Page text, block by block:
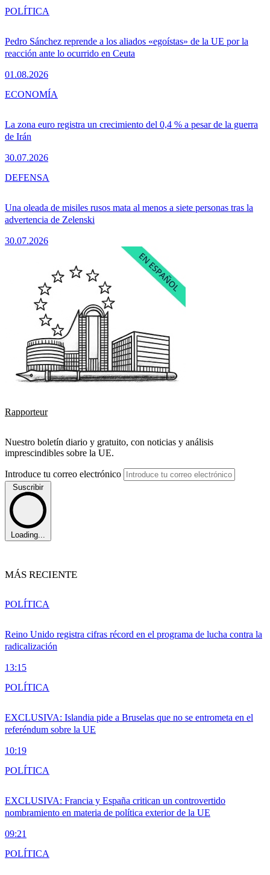
Pedro Sánchez reprende a los aliados «egoístas» de la UE por la
reacción ante lo ocurrido en Ceuta
01.08.2026
POLÍTICA
La zona euro registra un crecimiento del 0,4 % a pesar de la guerra
de Irán
30.07.2026
ECONOMÍA
Una oleada de misiles rusos mata al menos a siete personas tras la
advertencia de Zelenski
30.07.2026
DEFENSA
Rapporteur
Nuestro boletín diario y gratuito, con noticias y análisis
imprescindibles sobre la UE.
Introduce tu correo electrónico
Suscribir
Loading...
MÁS RECIENTE
Reino Unido registra cifras récord en el programa de lucha contra la
radicalización
13:15
POLÍTICA
EXCLUSIVA: Islandia pide a Bruselas que no se entrometa en el
referéndum sobre la UE
10:19
POLÍTICA
EXCLUSIVA: Francia y España critican un controvertido
nombramiento en materia de política exterior de la UE
09:21
POLÍTICA
POLÍTICA